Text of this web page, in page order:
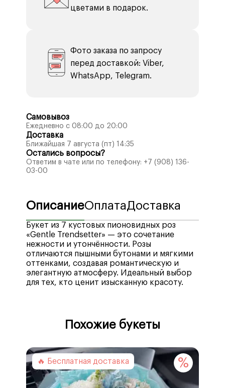
цветами в подарок.
Фото заказа по запросу
перед доставкой: Viber,
WhatsApp, Telegram.
Самовывоз
Ежедневно с 08:00 до 20:00
Доставка
Ближайшая 7 августа (пт) 14:35
Остались вопросы?
Ответим в чате или по телефону: +7 (908) 136-
03-00
ОписаниеОплата Доставка
Букет из 7 кустовых пионовидных роз
«Gentle Trendsetter» — это сочетание
нежности и утончённости. Розы
отличаются пышными бутонами и мягкими
оттенками, создавая романтическую и
элегантную атмосферу. Идеальный выбор
для тех, кто ценит изысканную красоту.
различные платежные системы, кредитные
и дебетовые карты, а также электронные
максимальный комфорт наших клиентов
при совершении покупок, предлагая
надежные и удобные методы оплаты:
Стоимость доставки в отдаленные районы
оформлении заказа.
Минимальное время доставки после
оформления заказа –25 минут.
При выборе интервала доставки, система,
Похожие букеты
%
🔥 Бесплатная доставка